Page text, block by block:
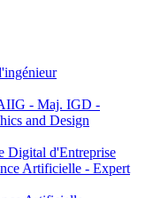
- Maj. IGD -
and Design
Digital d'Entreprise
Artificielle - Expert